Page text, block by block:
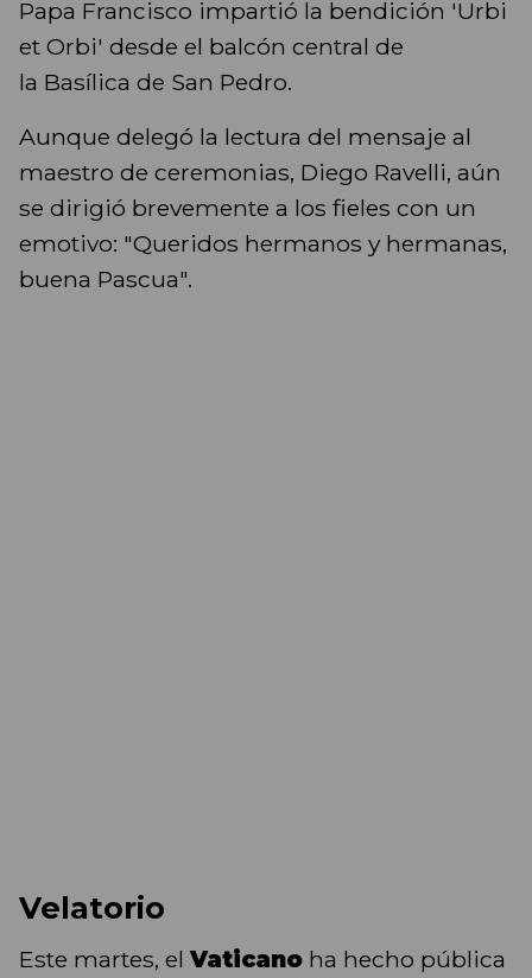
Papa Francisco impartió la bendición 'Urbi
et Orbi' desde el balcón central de
la Basílica de San Pedro.
Aunque delegó la lectura del mensaje al
maestro de ceremonias, Diego Ravelli, aún
se dirigió brevemente a los fieles con un
emotivo: "Queridos hermanos y hermanas,
buena Pascua".
Velatorio
Este martes, elVaticano ha hecho pública